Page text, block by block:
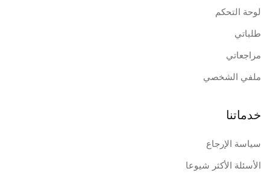
لوحة التحكم
طلباتي
مراجعاتي
ملفي الشخصي
خدماتنا
سياسة الإرجاع
الأسئلة الأكثر شيوعا